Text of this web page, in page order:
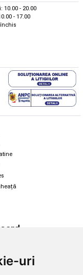
uri
10.00 - 20.00
- 17.00
snowboard
SDS